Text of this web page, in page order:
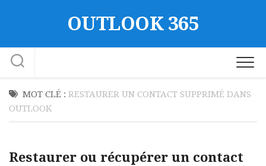
OUTLOOK 365
MOT CLÉ : RESTAURER UN CONTACT SUPPRIMÉ DANS
OUTLOOK
Restaurer ou récupérer un contact